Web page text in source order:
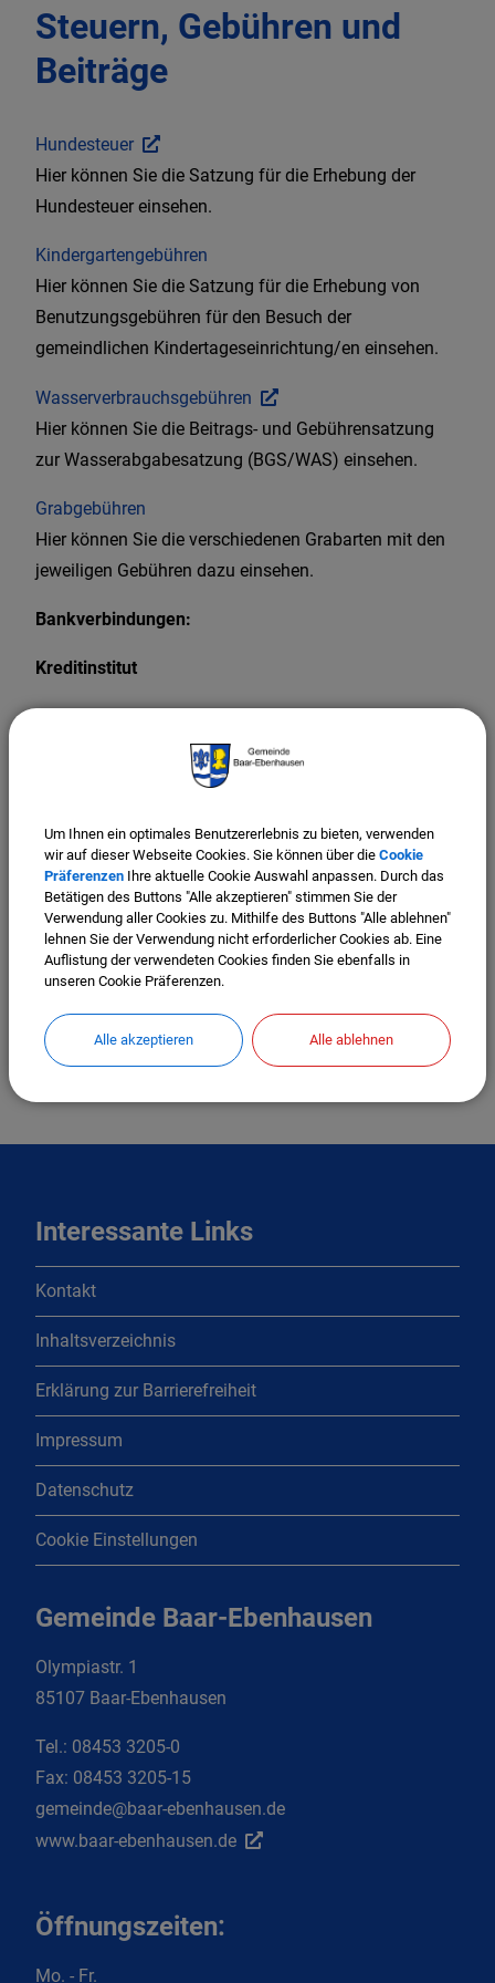
Standesamt
Gemeinderat
Ortsrecht und Steuern
Steuern, Gebühren und
Beiträge
Hundesteuer
Hier können Sie die Satzung für die Erhebung der
Hundesteuer einsehen.
Kindergartengebühren
Hier können Sie die Satzung für die Erhebung von
Benutzungsgebühren für den Besuch der
gemeindlichen Kindertageseinrichtung/en einsehen.
Wasserverbrauchsgebühren
Hier können Sie die Beitrags- und Gebührensatzung
zur Wasserabgabesatzung (BGS/WAS) einsehen.
Grabgebühren
Hier können Sie die verschiedenen Grabarten mit den
jeweiligen Gebühren dazu einsehen.
Bankverbindungen:
Kreditinstitut
BIC: BYLADEM1ING
IBAN: DE32721500000000301333
Volksbank Raiffeisenbank Bayern Mitte eG
BIC: GENODEF1INP
IBAN: DE10721608180002450496
Interessante Links
Kontakt
Inhaltsverzeichnis
Erklärung zur Barrierefreiheit
Impressum
Datenschutz
Cookie Einstellungen
Gemeinde Baar-Ebenhausen
Olympiastr. 1
85107 Baar-Ebenhausen
Tel.: 08453 3205-0
Fax: 08453 3205-15
gemeinde@baar-ebenhausen.de
www.baar-ebenhausen.de
Öffnungszeiten:
Mo. - Fr.
Um Ihnen ein optimales Benutzererlebnis zu bieten, verwenden
wir auf dieser Webseite Cookies. Sie können über die Cookie
Präferenzen Ihre aktuelle Cookie Auswahl anpassen. Durch das
Betätigen des Buttons "Alle akzeptieren" stimmen Sie der
Verwendung aller Cookies zu. Mithilfe des Buttons "Alle ablehnen"
lehnen Sie der Verwendung nicht erforderlicher Cookies ab. Eine
Auflistung der verwendeten Cookies finden Sie ebenfalls in
unseren Cookie Präferenzen.
Alle akzeptieren Alle ablehnen